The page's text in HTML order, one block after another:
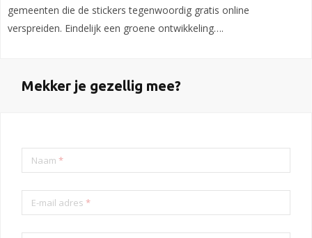
gemeenten die de stickers tegenwoordig gratis online
verspreiden. Eindelijk een groene ontwikkeling….
Mekker je gezellig mee?
Naam *
E-mail adres *